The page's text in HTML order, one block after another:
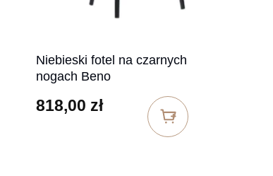
Niebieski fotel na czarnych
nogach Beno
818,00 zł